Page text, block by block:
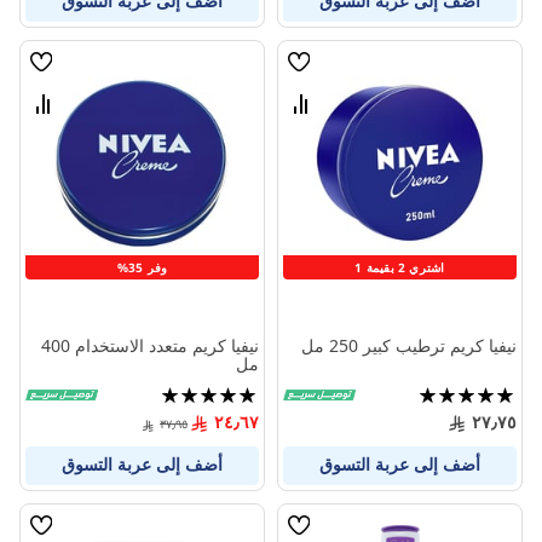
اشتري 2 بقيمة 1
قائمة
قارن
نيفيا كريم ترطيب كبير 250 مل
تقييم:
100%
٢٧٫٧٥
أضف إلى عربة التسوق
وفر 35%
قائمة
قارن
نيفيا كريم متعدد الاستخدام 400
مل
تقييم:
100%
٢٤٫٦٧ ٣٧٫٩٥
أضف إلى عربة التسوق
قائمة
قائمة